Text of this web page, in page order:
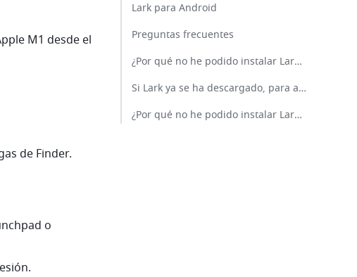
M1 desde el
de Finder.
o
Lark para Android​
Preguntas frecuentes​
¿Por qué no he podido instalar Lark en Mac?​
Si Lark ya se ha descargado, para abrir el Instalador de Lark, haz clic en el archivo lark-mac-X.X.X.dmg y arrastra el icono Lark hasta la carpeta Aplicaciones para finalizar la instalación.​
¿Por qué no he podido instalar Lark en Windows?​